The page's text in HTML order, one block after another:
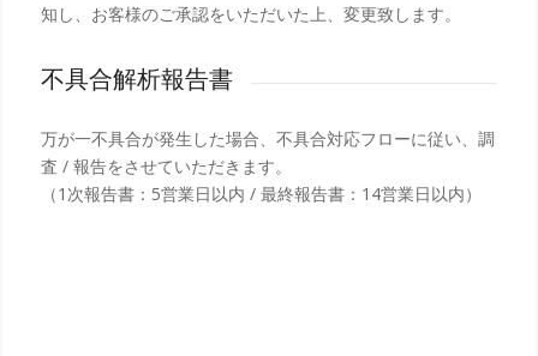
知し、お客様のご承認をいただいた上、変更致します。
不具合解析報告書
万が一不具合が発生した場合、不具合対応フローに従い、調
査 / 報告をさせていただきます。
（1次報告書：5営業日以内 / 最終報告書：14営業日以内）